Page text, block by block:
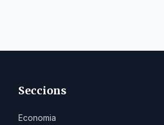
Seccions
Economia